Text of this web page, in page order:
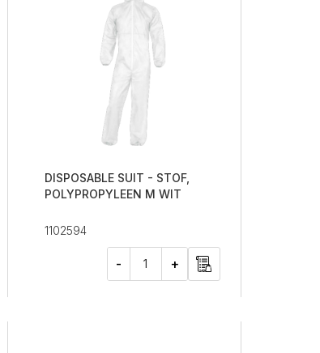
DISPOSABLE SUIT - STOF,
POLYPROPYLEEN M WIT
1102594
- +